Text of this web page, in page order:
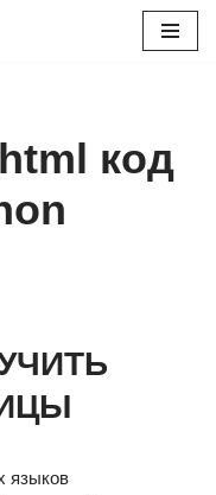
код
языков